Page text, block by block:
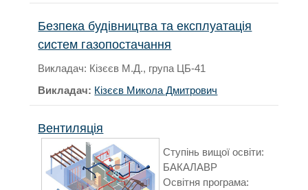
Безпека будівництва та експлуатація
систем газопостачання
Викладач: Кізєєв М.Д., група ЦБ-41
Викладач: Кізєєв Микола Дмитрович
Вентиляція
Ступінь вищої освіти:
БАКАЛАВР
Освітня програма: